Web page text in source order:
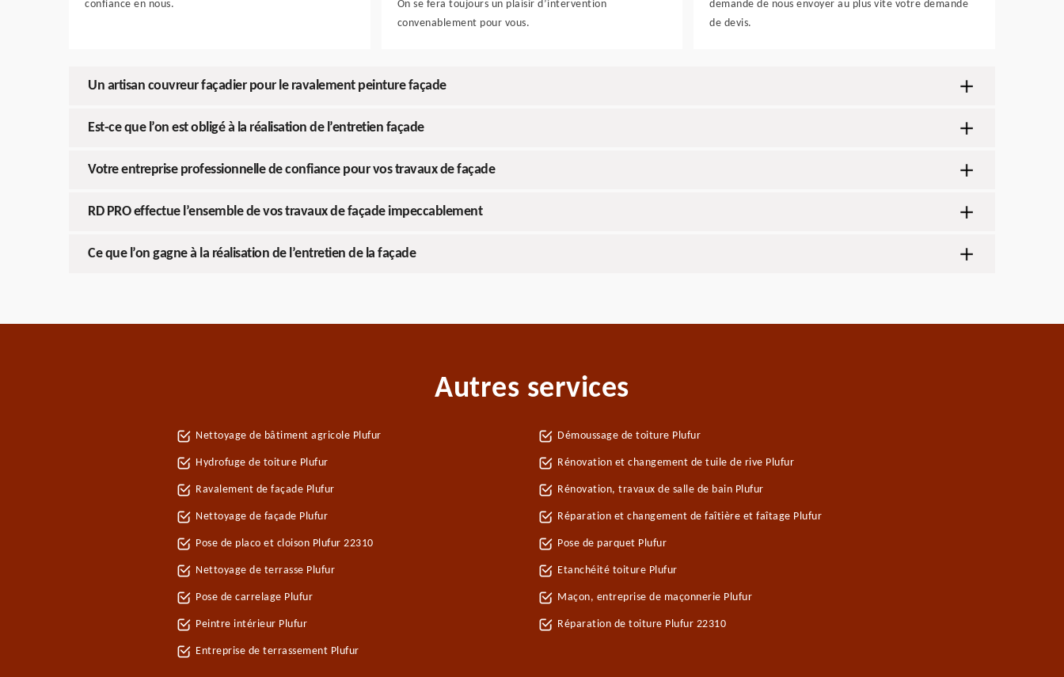
confiance en nous.
On se fera toujours un plaisir d’intervention
convenablement pour vous.
demande de nous envoyer au plus vite votre demande
de devis.
Un artisan couvreur façadier pour le ravalement peinture façade
Est-ce que l’on est obligé à la réalisation de l’entretien façade
Votre entreprise professionnelle de confiance pour vos travaux de façade
RD PRO effectue l’ensemble de vos travaux de façade impeccablement
Ce que l’on gagne à la réalisation de l’entretien de la façade
Autres services
Nettoyage de bâtiment agricole Plufur
Hydrofuge de toiture Plufur
Ravalement de façade Plufur
Nettoyage de façade Plufur
Pose de placo et cloison Plufur 22310
Nettoyage de terrasse Plufur
Pose de carrelage Plufur
Peintre intérieur Plufur
Entreprise de terrassement Plufur
Démoussage de toiture Plufur
Rénovation et changement de tuile de rive Plufur
Rénovation, travaux de salle de bain Plufur
Réparation et changement de faîtière et faîtage Plufur
Pose de parquet Plufur
Etanchéité toiture Plufur
Maçon, entreprise de maçonnerie Plufur
Réparation de toiture Plufur 22310